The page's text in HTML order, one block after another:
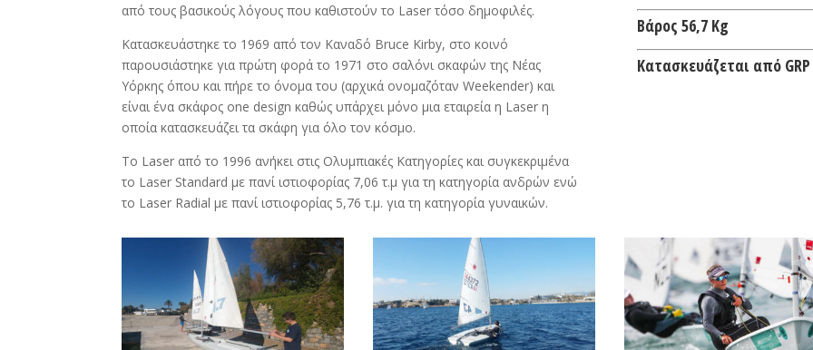
από τους βασικούς λόγους που καθιστούν το Laser τόσο δημοφιλές.
Κατασκευάστηκε το 1969 από τον Καναδό Bruce Kirby, στο κοινό
παρουσιάστηκε για πρώτη φορά το 1971 στο σαλόνι σκαφών της Νέας
Υόρκης όπου και πήρε το όνομα του (αρχικά ονομαζόταν Weekender) και
είναι ένα σκάφος one design καθώς υπάρχει μόνο μια εταιρεία η Laser η
οποία κατασκευάζει τα σκάφη για όλο τον κόσμο.
Το Laser από το 1996 ανήκει στις Ολυμπιακές Κατηγορίες και συγκεκριμένα
το Laser Standard με πανί ιστιοφορίας 7,06 τ.μ για τη κατηγορία ανδρών ενώ
το Laser Radial με πανί ιστιοφορίας 5,76 τ.μ. για τη κατηγορία γυναικών.
Βάρος 56,7 Kg
Κατασκευάζεται από GRP